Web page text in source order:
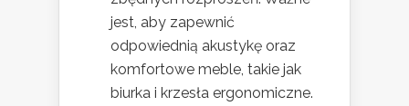
jest, aby zapewnić
odpowiednią akustykę oraz
komfortowe meble, takie jak
biurka i krzesła ergonomiczne.